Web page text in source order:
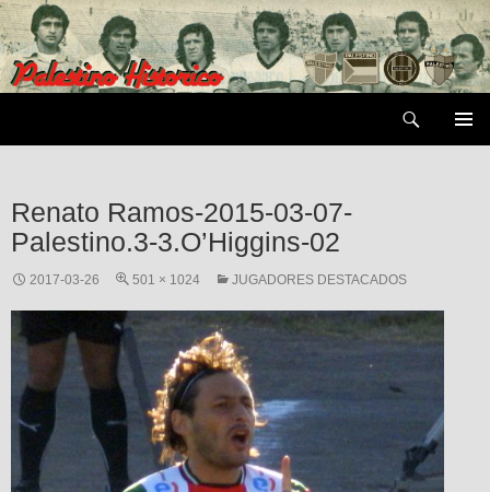
Saltar
al
contenido
Renato Ramos-2015-03-07-
Palestino.3-3.O’Higgins-02
2017-03-26 501 × 1024 JUGADORES DESTACADOS